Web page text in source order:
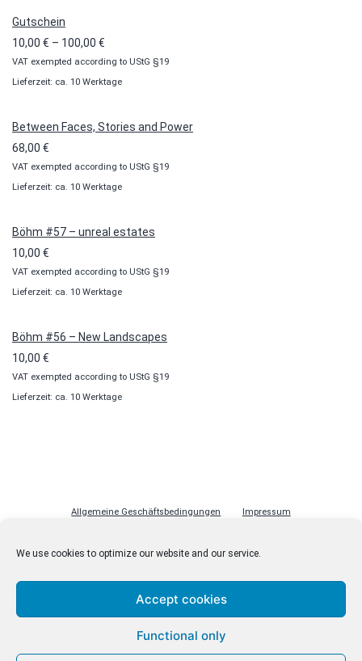
We use cookies to optimize our website and our service.
Accept cookies
Functional only
Gutschein
10,00 € – 100,00 €
10,00 €
bis
VAT exempted according to UStG §19
Lieferzeit: ca. 10 Werktage
Between Faces, Stories and Power
68,00 €
VAT exempted according to UStG §19
Lieferzeit: ca. 10 Werktage
Böhm #57 – unreal estates
10,00 €
VAT exempted according to UStG §19
Lieferzeit: ca. 10 Werktage
Böhm #56 – New Landscapes
10,00 €
VAT exempted according to UStG §19
Lieferzeit: ca. 10 Werktage
Allgemeine Geschäftsbedingungen Impressum